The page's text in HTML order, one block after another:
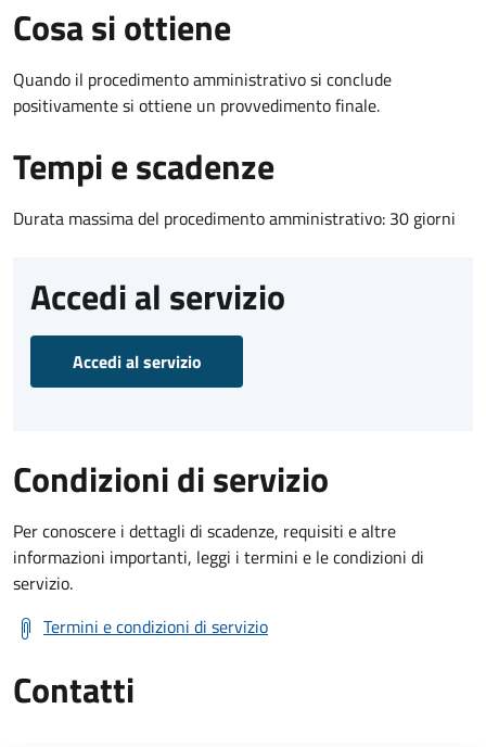
Cosa si ottiene
Quando il procedimento amministrativo si conclude
positivamente si ottiene un provvedimento finale.
Tempi e scadenze
Durata massima del procedimento amministrativo: 30 giorni
Accedi al servizio
Accedi al servizio
Condizioni di servizio
Per conoscere i dettagli di scadenze, requisiti e altre
informazioni importanti, leggi i termini e le condizioni di
servizio.
Termini e condizioni di servizio
Contatti